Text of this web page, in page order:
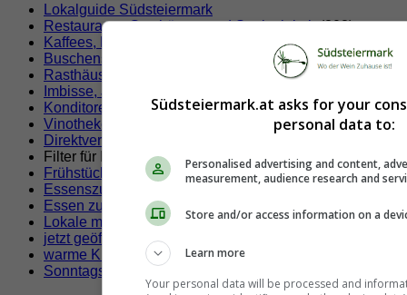
Lokalguide Südsteiermark
Restaurants, Gasthäuser und Speiselokale(208)
Kaffees, Pubs, Bars und Nachtlokale
(133)
Buschenschenken, Weingüter und Heurigen(482)
Rasthäuser und Autobahnraststätten(2)
Imbisse, Jausenstationen
Konditoreien und Eissalons(37)
Vinotheken
Direktvermarkter, Bauernläden und Bauernmärkte
Filter für Ihre Suche!
Frühstücken
Essenszustellung
Essen zum Mitnehmen
Lokale mit Klimaanlage
jetzt geöffnete Lokale
warme Küche jetzt
Sonntags geöffnete Lokale
Südsteiermark.at asks for your
personal data to:
Personalised advertising and content,
measurement, audience research and
Store and/or access information on a
Learn more
Your personal data will be processed and